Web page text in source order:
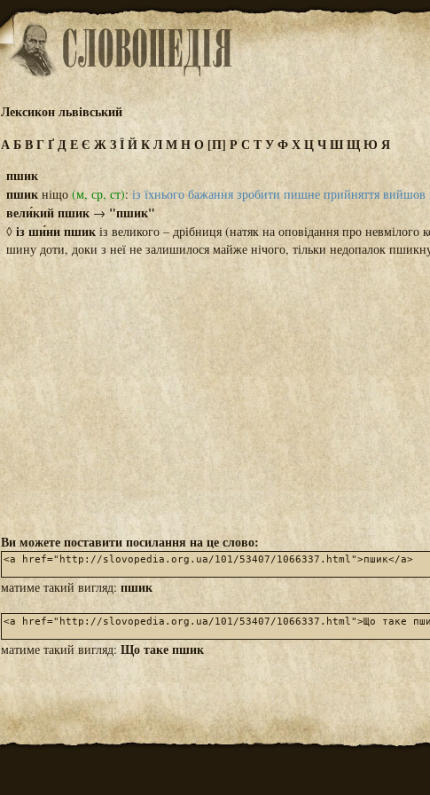
Лексикон львівський
АБВГҐДЕЄ ЖЗЇЙКЛМНО[П] РС ТУФХЦЧШЩЮ Я
пшик
пшик ніщо (м, ср, ст): із їхнього бажання зробити пишне прийняття
вели́кий пшик→ "пшик"
◊ із ши́ни пшик із великого – дрібниця (натяк на оповідання про невмілого
шину доти, доки з неї не залишилося майже нічого, тільки недопалок
Ви можете поставити посилання на це слово:
матиме такий вигляд: пшик
матиме такий вигляд: Що таке пшик